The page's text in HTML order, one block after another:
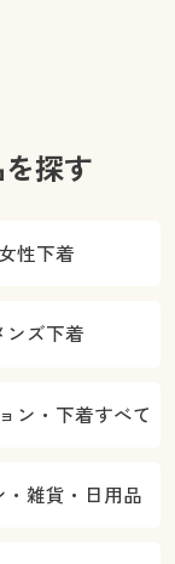
探す
女性下着
ンズ下着
ン・下着すべて
・雑貨・日用品